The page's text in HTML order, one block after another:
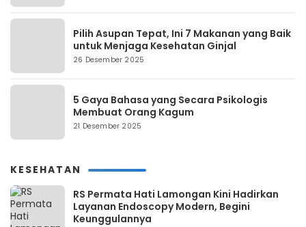
Pilih Asupan Tepat, Ini 7 Makanan yang Baik
untuk Menjaga Kesehatan Ginjal
26 Desember 2025
5 Gaya Bahasa yang Secara Psikologis
Membuat Orang Kagum
21 Desember 2025
KESEHATAN
RS Permata Hati Lamongan Kini Hadirkan
Layanan Endoscopy Modern, Begini
Keunggulannya